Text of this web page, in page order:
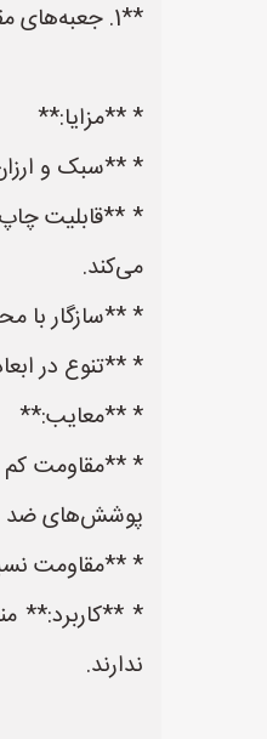
**1. جعبه‌های مقوایی:**
* **مزایا:**
* **سبک و
* **قابلیت
می‌کند.
* **سازگار با
* **تنوع در
* **معایب:**
* **مقاومت کم
پوشش‌های ضد
* **مقاومت
* **کاربرد:**
ندارند.